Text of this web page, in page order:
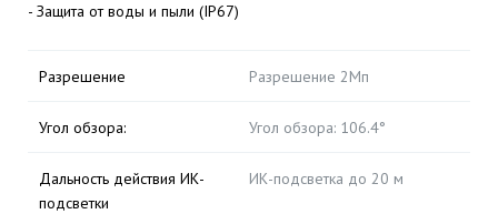
- Защита от воды и пыли (IP67)
Разрешение Разрешение 2Мп
Угол обзора: Угол обзора: 106.4°
Дальность действия ИК-
подсветки
ИК-подсветка до 20 м